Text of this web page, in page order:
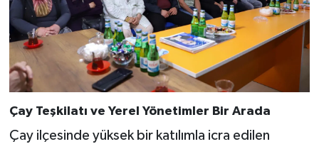
Çay Teşkilatı ve Yerel Yönetimler Bir Arada
Çay ilçesinde yüksek bir katılımla icra edilen